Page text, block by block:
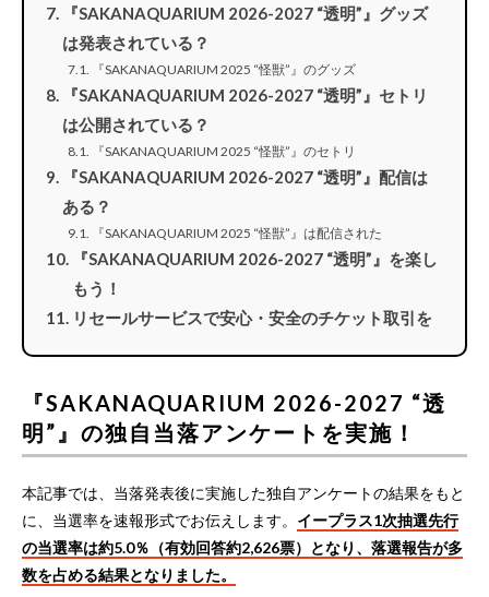
『SAKANAQUARIUM 2026-2027 “透明”』グッズ
は発表されている？
『SAKANAQUARIUM 2025 “怪獣”』のグッズ
『SAKANAQUARIUM 2026-2027 “透明”』セトリ
は公開されている？
『SAKANAQUARIUM 2025 “怪獣”』のセトリ
『SAKANAQUARIUM 2026-2027 “透明”』配信は
ある？
『SAKANAQUARIUM 2025 “怪獣”』は配信された
『SAKANAQUARIUM 2026-2027 “透明”』を楽し
もう！
リセールサービスで安心・安全のチケット取引を
『SAKANAQUARIUM 2026-2027 “透
明”』の独自当落アンケートを実施！
本記事では、当落発表後に実施した独自アンケートの結果をもと
に、当選率を速報形式でお伝えします。 イープラス1次抽選先行
の当選率は約5.0％（有効回答約2,626票）となり、落選報告が多
数を占める結果となりました。